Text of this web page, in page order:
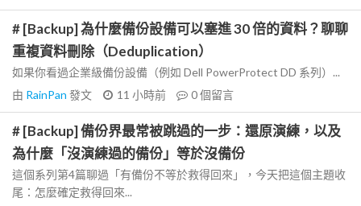
# [Backup] 為什麼備份設備可以塞進 30 倍的資料？聊聊
重複資料刪除（Deduplication）
如果你看過企業級備份設備（例如 Dell PowerProtect DD 系列）...
由 RainPan 發文 11 小時前 0個留言
# [Backup] 備份界最常被跳過的一步：還原演練，以及
為什麼「沒演練過的備份」等於沒備份
這個系列第4篇聊過「有備份不等於救得回來」，今天把這個主題收
尾：怎麼確定救得回來...